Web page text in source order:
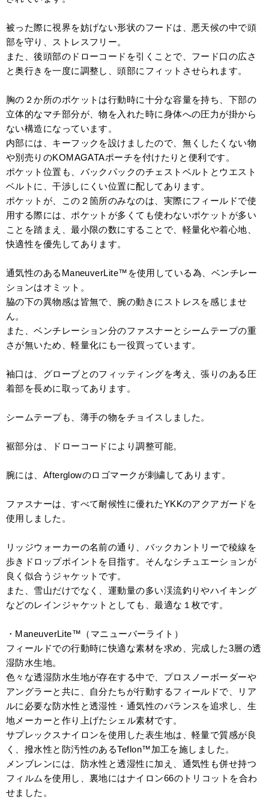
被った際に視界を妨げない形状のフードは、悪天候の中で頭
部を守り、ストレスフリー。
また、後頭部のドローコードを引くことで、フード口の広さ
と奥行きを一度に調整し、頭部にフィットさせられます。
胸の２か所のポケットは行動時に十分な容量を持ち、下部の
立体的なマチ部分が、物を入れた時に身体への圧力が掛から
ない構造になっています。
内部には、キーフックを設けましたので、無くしたくない物
や別売りのKOMAGATAポーチを付けたりと便利です。
ポケット位置も、バックパックのチェストベルトとウエスト
ベルトに、干渉しにくい位置に配してあります。
ポケットが、この２箇所のみなのは、実際にフィールドで使
用する際には、ポケットが多くても使わないポケットが多い
ことを踏まえ、最小限の数にすることで、軽量化や着心地、
快適性を優先してあります。
通気性のあるManeuverLite™を使用している為、ベンチレー
ションはオミット。
脇の下の異物感は皆無で、腕の動きにストレスを感じませ
ん。
また、ベンチレーション分のファスナーとシームテープの重
さが無いため、軽量化にも一役買っています。
袖口は、グローブとのフィッティングを考え、張りのある圧
着部を長めに取ってあります。
シームテープも、薄手の物をチョイスしました。
裾部分は、ドローコードにより調整可能。
腕には、Afterglowのロゴマークが刺繍してあります。
ファスナーは、すべて耐候性に優れたYKKのアクアガードを
使用しました。
リッジウォーカーの名前の通り、バックカントリーで稜線を
歩きドロップポイントを目指す。そんなシチュエーションが
良く似合うジャケットです。
また、雪山だけでなく、運動量の多い渓流釣りやハイキング
などのレインジャケットとしても、最適な１枚です。
・ManeuverLite™（マニューバーライト）
フィールドでの行動時に快適な素材を求め、完成した3層の透
湿防水生地。
色々な透湿防水生地が存在する中で、プロスノーボーダーや
アングラーと共に、自分たちが行動するフィールドで、リア
ルに必要な防水性と透湿性・通気性のバランスを追求し、生
地メーカーと作り上げたシェル素材です。
サプレックスナイロンを使用した表生地は、軽量で質感が良
く、撥水性と防汚性のあるTeflon™加工を施しました。
メンブレンには、防水性と透湿性に加え、通気性も併せ持つ
フィルムを使用し、裏地にはナイロン66のトリコットを合わ
せました。